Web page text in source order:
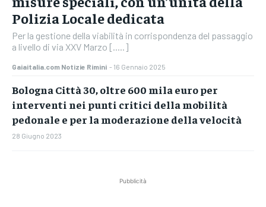
Polizia Locale dedicata
Per la gestione della viabilità in corrispondenza del passaggio
a livello di via XXV Marzo [.....]
Gaiaitalia.com Notizie Rimini - 16 Gennaio 2025
Bologna Città 30, oltre 600 mila euro per
interventi nei punti critici della mobilità
pedonale e per la moderazione della velocità
28 Giugno 2023
Pubblicità